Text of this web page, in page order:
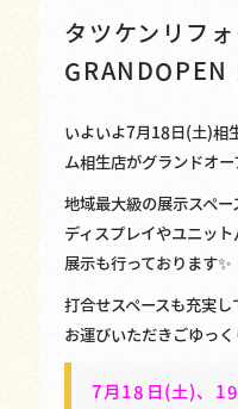
タツケンリフ
GRANDOPEN
いよいよ7月18日(土)相
ム相生店がグランドオー
地域最大級の展示スペ
ディスプレイやユニッ
展示も行っております✨
打合せスペースも充実
お運びいただきごゆっ
7月18日(土)、